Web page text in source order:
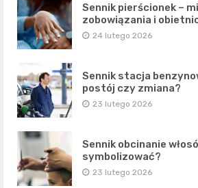
Sennik pierścionek –
zobowiązania i
24 lutego 2026
Sennik stacja
postój czy zmiana?
23 lutego 2026
Sennik obcinanie
symbolizować?
23 lutego 2026